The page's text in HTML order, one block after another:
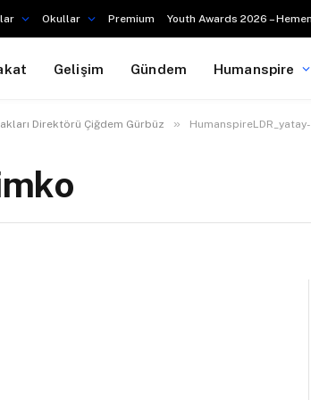
Okullar Premium Youth Awards 2026 –
Gelişim Gündem Humanspire
Direktörü Çiğdem Gürbüz »